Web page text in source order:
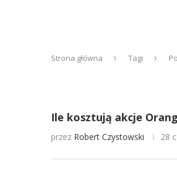
Strona główna Tagi
Ile kosztują akcje
przez Robert Czystowski 28